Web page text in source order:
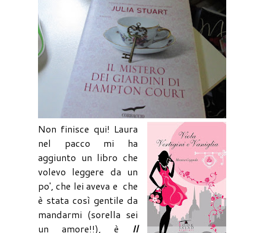
Non finisce qui! Laura
nel pacco mi ha
aggiunto un libro che
volevo leggere da un
po', che lei aveva e che
è stata così gentile da
mandarmi (sorella sei
un amore!!), è Il